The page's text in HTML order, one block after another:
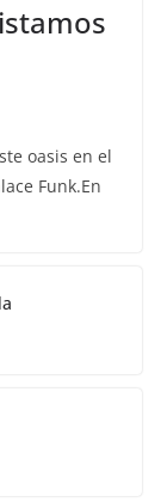
oasis en el
Funk.En